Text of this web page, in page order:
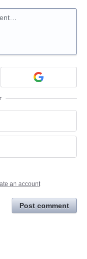
an account
Post comment